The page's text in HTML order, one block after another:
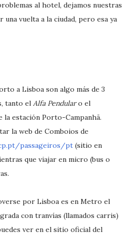
al hotel, dejamos nuestras
una vuelta a la ciudad, pero esa ya
a Lisboa son algo más de 3
tanto el Alfa Pendularo el
la estación Porto-Campanhã.
la web de Comboios de
passageiros/pt (sitio en
que viajar en micro (bus o
por Lisboa es en Metro el
con tranvías (llamados carris)
ver en el sitio oficial del